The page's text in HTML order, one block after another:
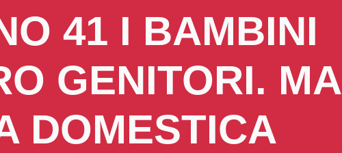
41 I BAMBINI
GENITORI. MA
DOMESTICA